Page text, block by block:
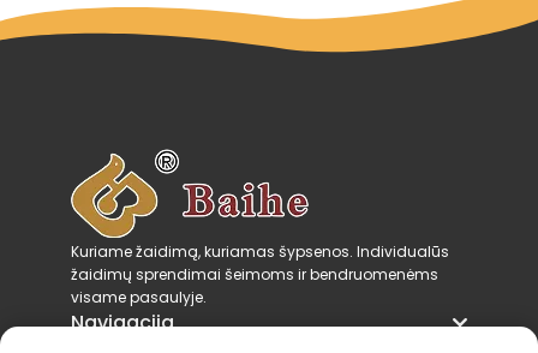
Kuriame žaidimą, kuriamas šypsenos. Individualūs
žaidimų sprendimai šeimoms ir bendruomenėms
visame pasaulyje.
Navigacija